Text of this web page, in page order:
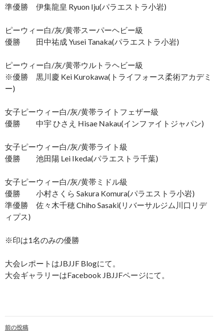
準優勝 伊集龍皇 Ryuon Iju(パラエストラ小岩)
ピーウィー白/灰/黄帯スーパーヘビー級
優勝 田中祐成 Yusei Tanaka(パラエストラ小岩)
ピーウィー白/灰/黄帯ウルトラヘビー級
※優勝 黒川慶 Kei Kurokawa(トライフォース柔術アカデミ
ー)
女子ピーウィー白/灰/黄帯ライトフェザー級
優勝 中宇 ひさえ Hisae Nakau(インファイトジャパン)
女子ピーウィー白/灰/黄帯ライト級
優勝 池田陽 Lei Ikeda(パラエストラ千葉)
女子ピーウィー白/灰/黄帯ミドル級
優勝 小村さくら Sakura Komura(パラエストラ小岩)
準優勝 佐々木千穂 Chiho Sasaki(リバーサルジム川口リデ
ィプス)
※印は1名のみの優勝
大会レポートはJBJJF Blogにて。
大会ギャラリーはFacebook JBJJFページにて。
前の投稿